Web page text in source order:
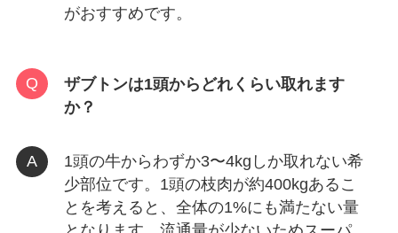
がおすすめです。
ザブトンは1頭からどれくらい取れます
か？
1頭の牛からわずか3〜4kgしか取れない希
少部位です。1頭の枝肉が約400kgあるこ
とを考えると、全体の1%にも満たない量